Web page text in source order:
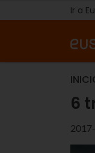
Ir a
6